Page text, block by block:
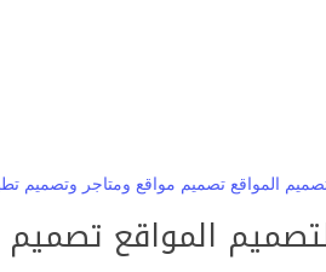
المواقع تصميم مواقع ومتاجر وتصميم
لتصميم المواقع